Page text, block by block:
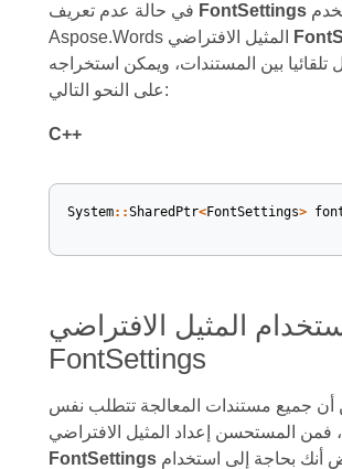
FontSettingsبشكل صريح، يستخدم
تلقائيا بين المستندات، ويمكن استخراجه
على النحو التالي:
C++
System::SharedPtr<FontSettings>
المثيل الافتراضي
FontSettings
أن جميع مستندات المعالجة تتطلب نفس
فمن المستحسن إعداد المثيل الافتراضي
FontSettingsواستخدامه. لنفترض أنك بحاجة إلى استخدام